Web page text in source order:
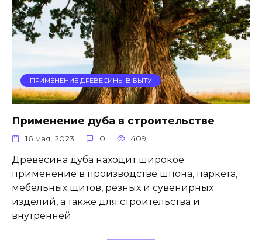
ПРИМЕНЕНИЕ ДРЕВЕСИНЫ В БЫТУ
Применение дуба в строительстве
16 мая, 2023 0 409
Древесина дуба находит широкое
применение в производстве шпона, паркета,
мебельных щитов, резных и сувенирных
изделий, а также для строительства и
внутренней